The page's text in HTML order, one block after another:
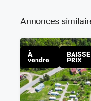
Annonces
À
vendre
BAISSE
PRIX